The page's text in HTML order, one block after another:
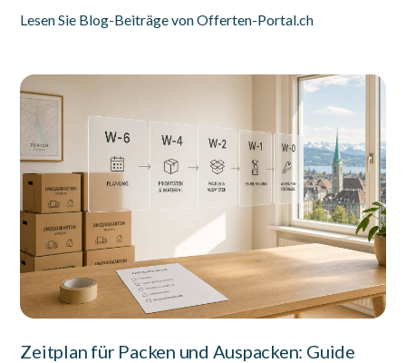
Lesen Sie Blog-Beiträge von Offerten-Portal.ch
Zeitplan für Packen und Auspacken: Guide